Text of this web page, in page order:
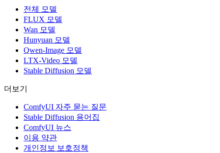
전체 모델
FLUX 모델
Wan 모델
Hunyuan 모델
Qwen-Image 모델
LTX-Video 모델
Stable Diffusion 모델
더보기
ComfyUI 자주 묻는 질문
Stable Diffusion 용어집
ComfyUI 뉴스
이용 약관
개인정보 보호정책